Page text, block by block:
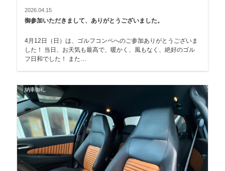
2026.04.15
御参加いただきまして、ありがとうございました。
4月12日（日）は、ゴルフコンペへのご参加ありがとうございま
した！ 当日、お天気も最高で、暖かく、風もなく、絶好のゴル
フ日和でした！ また…
納車御礼